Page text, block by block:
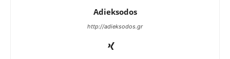
Adieksodos
http://adieksodos.gr